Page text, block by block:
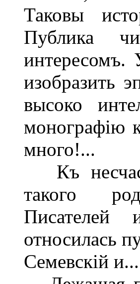
Таковы
Публика
интересомъ.
изобразить
высоко
монографію
много!...
Къ
такого
Писателей
относилась
Семевскій